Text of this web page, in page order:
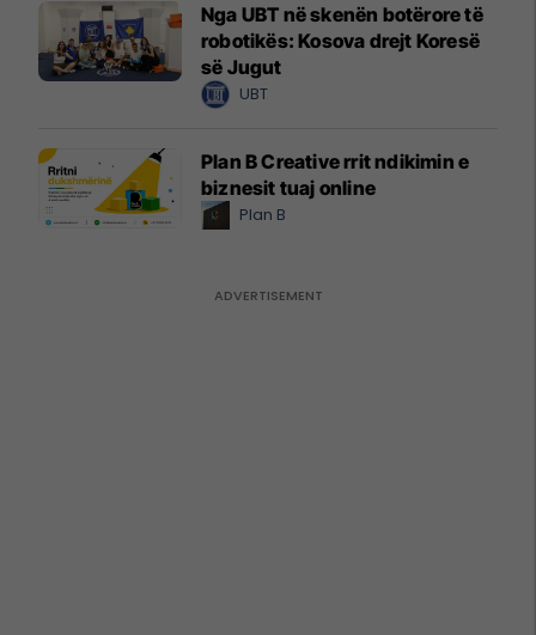
Nga UBT në skenën botërore të
robotikës: Kosova drejt Koresë
së Jugut
UBT
Plan B Creative rrit ndikimin e
biznesit tuaj online
Plan B